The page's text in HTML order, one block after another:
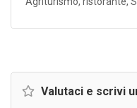
Valutaci e scrivi